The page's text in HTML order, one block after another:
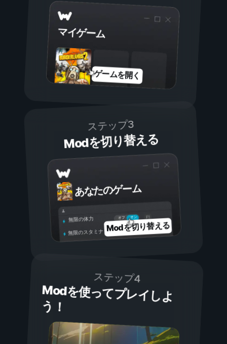
マイゲーム
ゲームを開く
ステップ3
Modを切り替える
あなたのゲーム
オン
オフ
無限の体力
無限のスタミナ Modを切り替える
ステップ4
Modを使ってプレイしよ
う！